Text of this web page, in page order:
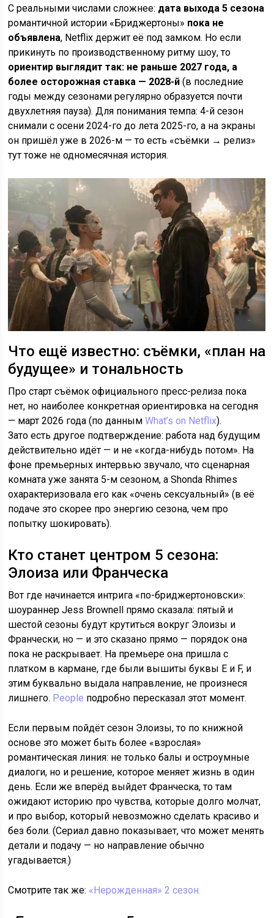
С реальными числами сложнее: дата выхода 5 сезона
романтичной истории «Бриджертоны» пока не
объявлена, Netflix держит её под замком. Но если
прикинуть по производственному ритму шоу, то
ориентир выглядит так: не раньше 2027 года, а
более осторожная ставка — 2028-й (в последние
годы между сезонами регулярно образуется почти
двухлетняя пауза). Для понимания темпа: 4-й сезон
снимали с осени 2024-го до лета 2025-го, а на экраны
он пришёл уже в 2026-м — то есть «съёмки → релиз»
тут тоже не одномесячная история.
Что ещё известно: съёмки, «план на
будущее» и тональность
Про старт съёмок официального пресс-релиза пока
нет, но наиболее конкретная ориентировка на сегодня
— март 2026 года (по даннымWhat’s on Netflix).
Зато есть другое подтверждение: работа над будущим
действительно идёт — и не «когда-нибудь потом». На
фоне премьерных интервью звучало, что сценарная
комната уже занята 5-м сезоном, а Shonda Rhimes
охарактеризовала его как «очень сексуальный» (в её
подаче это скорее про энергию сезона, чем про
попытку шокировать).
Кто станет центром 5 сезона:
Элоиза или Франческа
Вот где начинается интрига «по-бриджертоновски»:
шоураннер Jess Brownell прямо сказала: пятый и
шестой сезоны будут крутиться вокруг Элоизы и
Франчески, но — и это сказано прямо — порядок она
пока не раскрывает. На премьере она пришла с
платком в кармане, где были вышиты буквы E и F, и
этим буквально выдала направление, не произнеся
лишнего. People подробно пересказал этот момент.
Если первым пойдёт сезон Элоизы, то по книжной
основе это может быть более «взрослая»
романтическая линия: не только балы и остроумные
диалоги, но и решение, которое меняет жизнь в один
день. Если же вперёд выйдет Франческа, то там
ожидают историю про чувства, которые долго молчат,
и про выбор, который невозможно сделать красиво и
без боли. (Сериал давно показывает, что может менять
детали и подачу — но направление обычно
угадывается.)
Смотрите так же: «Нерожденная» 2 сезон.